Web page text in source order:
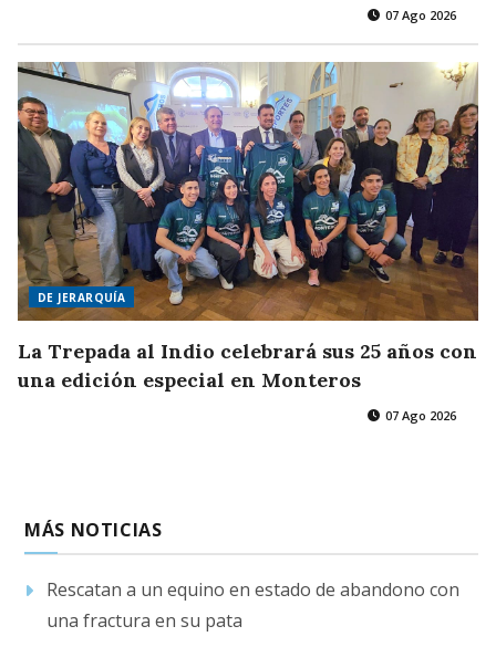
07 Ago 2026
DE JERARQUÍA
La Trepada al Indio celebrará sus 25 años con
una edición especial en Monteros
07 Ago 2026
MÁS NOTICIAS
Rescatan a un equino en estado de abandono con
una fractura en su pata